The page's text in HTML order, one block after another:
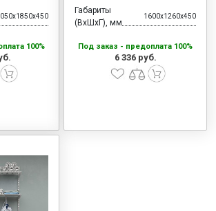
ДЛЯ СТОЛОВЫХ
ДВЕРИ
100%
Габариты
(ВхШхГ), мм
1600x1260x450
Под заказ - предоплата 100%
6 336 руб.